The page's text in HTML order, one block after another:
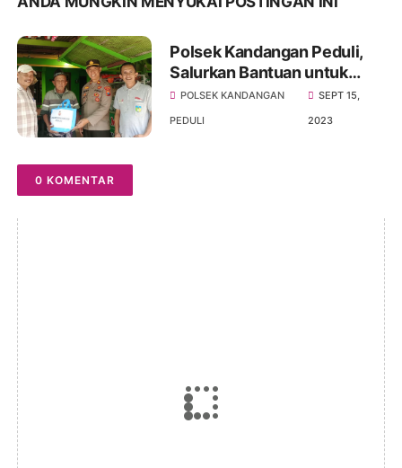
Polsek Kandangan Peduli,
Salurkan Bantuan untuk
Warga Kurang Mampu dan
Anak Difabel
POLSEK KANDANGAN
PEDULI
SEPT 15,
2023
0 KOMENTAR